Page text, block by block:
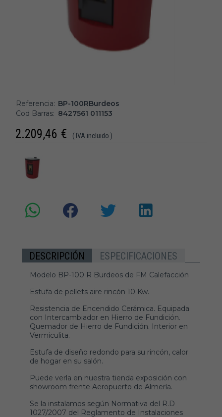
Referencia: BP-100RBurdeos
Cod Barras: 8427561 011153
2.209,46 € ( IVA incluido )
DESCRIPCIÓN ESPECIFICACIONES
Modelo BP-100 R Burdeos de FM Calefacción
Estufa de pellets aire rincón 10 Kw.
Resistencia de Encendido Cerámica. Equipada
con Intercambiador en Hierro de Fundición.
Quemador de Hierro de Fundición. Interior en
Vermiculita.
Estufa de diseño redondo para su rincón, calor
de hogar en su salón.
Puede verla en nuestra tienda exposición con
showroom frente Aeropuerto de Almería.
Se la instalamos según Normativa del R.D
1027/2007 del Reglamento de Instalaciones